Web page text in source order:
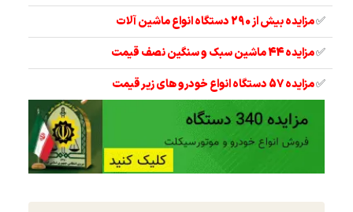
✅مزایده بیش از 290 دستگاه انواع ماشین آلات
✅مزایده 44 ماشین سبک و سنگین نصف قیمت
✅مزایده 57 دستگاه انواع خودرو های زیر قیمت